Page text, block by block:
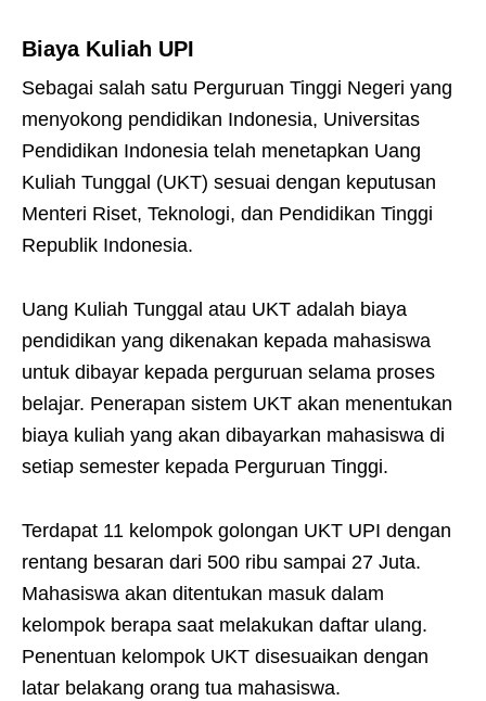
Biaya Kuliah UPI
Sebagai salah satu Perguruan Tinggi Negeri yang
menyokong pendidikan Indonesia, Universitas
Pendidikan Indonesia telah menetapkan Uang
Kuliah Tunggal (UKT) sesuai dengan keputusan
Menteri Riset, Teknologi, dan Pendidikan Tinggi
Republik Indonesia.
Uang Kuliah Tunggal atau UKT adalah biaya
pendidikan yang dikenakan kepada mahasiswa
untuk dibayar kepada perguruan selama proses
belajar. Penerapan sistem UKT akan menentukan
biaya kuliah yang akan dibayarkan mahasiswa di
setiap semester kepada Perguruan Tinggi.
Terdapat 11 kelompok golongan UKT UPI dengan
rentang besaran dari 500 ribu sampai 27 Juta.
Mahasiswa akan ditentukan masuk dalam
kelompok berapa saat melakukan daftar ulang.
Penentuan kelompok UKT disesuaikan dengan
latar belakang orang tua mahasiswa.